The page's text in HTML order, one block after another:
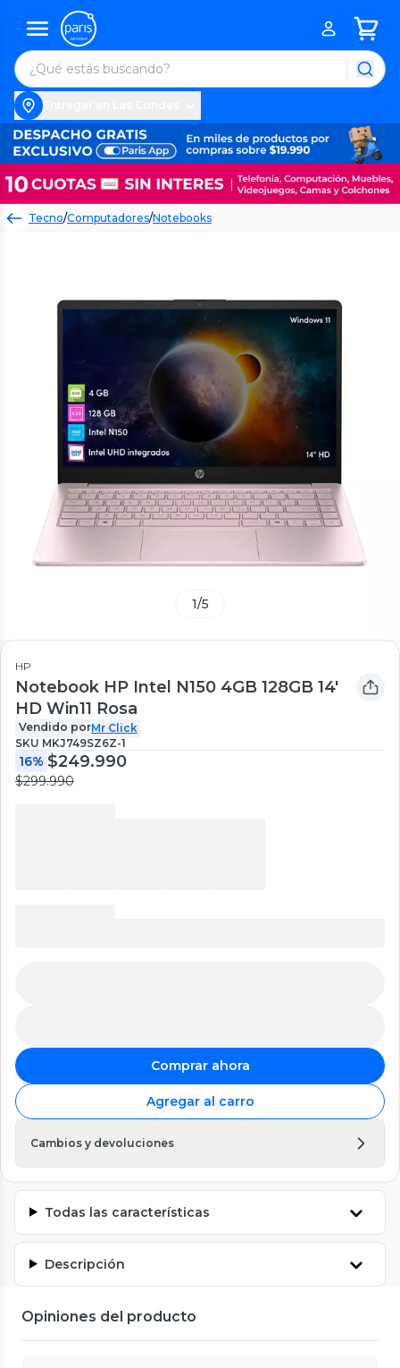
Tecno/Computadores/Notebooks
1/5
HP
Notebook HP Intel N150 4GB 128GB 14'
HD Win11 Rosa
Vendido porMr Click
SKU MKJ749SZ6Z-1
16% $249.990
$299.990
Comprar ahora
Agregar al carro
Cambios y devoluciones
Todas las características
Descripción
Opiniones del producto